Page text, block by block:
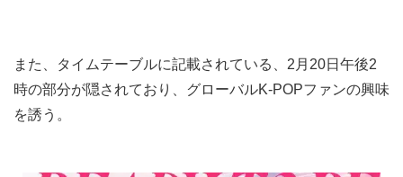
また、タイムテーブルに記載されている、2月20日午後2
時の部分が隠されており、グローバルK-POPファンの興味
を誘う。